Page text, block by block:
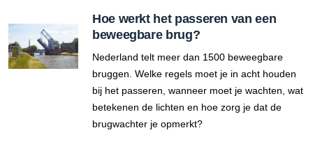
Hoe werkt het passeren van een
beweegbare brug?
Nederland telt meer dan 1500 beweegbare
bruggen. Welke regels moet je in acht houden
bij het passeren, wanneer moet je wachten, wat
betekenen de lichten en hoe zorg je dat de
brugwachter je opmerkt?